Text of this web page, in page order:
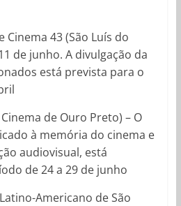
Cinema 43 (São Luís do
de junho. A divulgação da
está prevista para o
de Ouro Preto) – O
à memória do cinema e
audiovisual, está
de 24 a 29 de junho
Americano de São